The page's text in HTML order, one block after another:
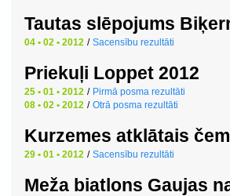
Tautas slēpojums
04 • 02 • 2012 / Sacensību rezultāti
Priekuļi Loppet 2012
25 • 01 • 2012 / Pirmā posma rezultāti
08 • 02 • 2012 / Otrā posma rezultāti
Kurzemes atklātais
29 • 01 • 2012 / Sacensību rezultāti
Meža biatlons Gaujas